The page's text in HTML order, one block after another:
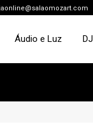
Áudio e Luz DJ